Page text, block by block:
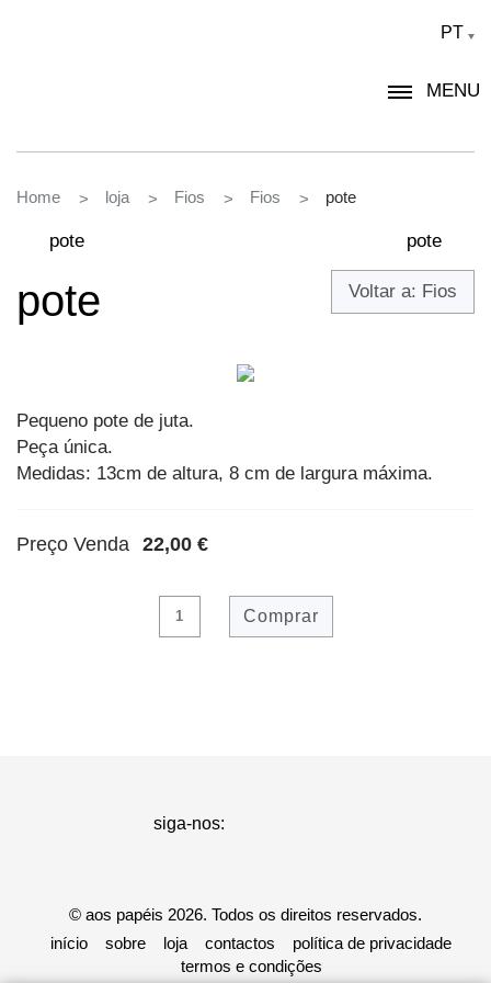
MENU
PT
Home > loja > Fios > Fios > pote
pote pote
Voltar a: Fios
pote
Pequeno pote de juta.
Peça única.
Medidas: 13cm de altura, 8 cm de largura máxima.
Preço Venda 22,00 €
siga-nos:
© aos papéis 2026. Todos os direitos reservados.
início
sobre loja contactos
política de privacidade
termos e condições